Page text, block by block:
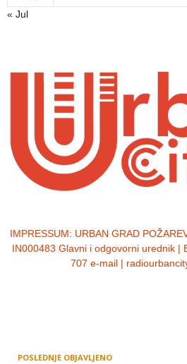
« Jul
IMPRESSUM: URBAN GRAD
IN000483 Glavni i odgovorni urednik |
707 e-mail |
POSLEDNJE OBJAVLJENO